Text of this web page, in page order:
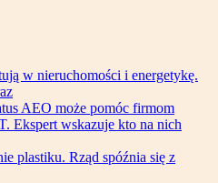
w nieruchomości i energetykę.
AEO może pomóc firmom
Ekspert wskazuje kto na nich
plastiku. Rząd spóźnia się z